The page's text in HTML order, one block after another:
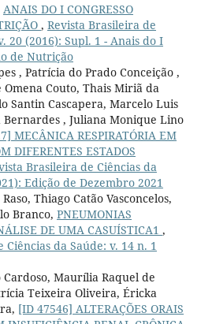
ANAIS DO I CONGRESSO
, Revista Brasileira de
20 (2016): Supl. 1 - Anais do I
de Nutrição
, Patrícia do Prado Conceição ,
Couto, Thais Miriã da
Santin Cascapera, Marcelo Luis
, Juliana Monique Lino
MECÂNICA RESPIRATÓRIA EM
DIFERENTES ESTADOS
Brasileira de Ciências da
Edição de Dezembro 2021
Thiago Catão Vasconcelos,
Branco, PNEUMONIAS
DE UMA CASUÍSTICA1 ,
da Saúde: v. 14 n. 1
Maurília Raquel de
Teixeira Oliveira, Éricka
[ID 47546] ALTERAÇÕES ORAIS